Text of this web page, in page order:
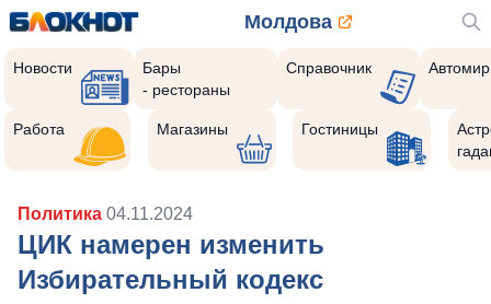
Молдова
Новости
Бары
- рестораны
Справочник Автомир
Работа Магазины Гостиницы
Политика 04.11.2024
ЦИК намерен изменить
Избирательный кодекс